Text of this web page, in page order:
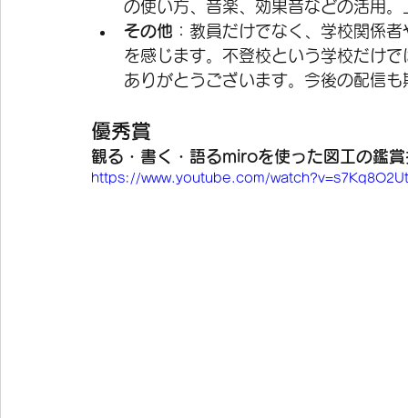
の使い方、音楽、効果音などの活用
その他 ：教員だけでなく、学校関係
を感じます。不登校という学校だけ
ありがとうございます。今後の配信
優秀賞
観る・書く・語るmiroを使った図工の鑑
https://www.youtube.com/